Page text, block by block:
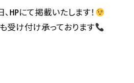
HPにて掲載いたします！
受け付け承っております